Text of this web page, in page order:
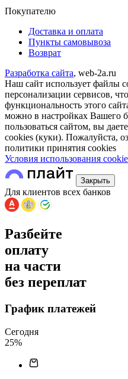
Покупателю
Доставка и оплата
Пункты самовывоза
Возврат
Разработка сайта, web-2a.ru
Наш сайт использует файлы
персонализации сервисов,
функциональность этого
можно в настройках Вашего
пользоваться сайтом, вы
cookies (куки). Пожалуйста,
политики принятия сookies
Условия использования cookie
Закрыть
Для клиентов всех банков
Разбейте
оплату
на части
без переплат
График платежей
Сегодня
25%